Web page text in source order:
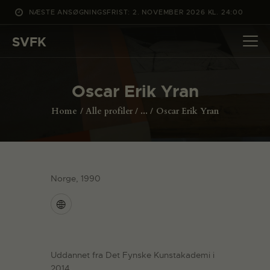
NÆSTE ANSØGNINGSFRIST: 2. NOVEMBER 2026 KL. 24:00
SVFK
Oscar Erik Yran
Home Alle profiler ... Oscar Erik Yran
DET SKER
ANSØG
ENGLISH
Norge, 1990
Uddannet fra Det Fynske Kunstakademi i